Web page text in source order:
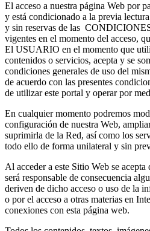
El acceso a nuestra página Web por
y está condicionado a la previa
y sin reservas de las
vigentes en el momento del acceso,
El USUARIO en el momento que
contenidos o servicios, acepta y se
condiciones generales de uso del
de acuerdo con las presentes
de utilizar este portal y operar por
En cualquier momento podremos
configuración de nuestra Web,
suprimirla de la Red, así como los
todo ello de forma unilateral y sin
Al acceder a este Sitio Web se
será responsable de consecuencia
deriven de dicho acceso o uso de la
o por el acceso a otras materias en
conexiones con esta página web.